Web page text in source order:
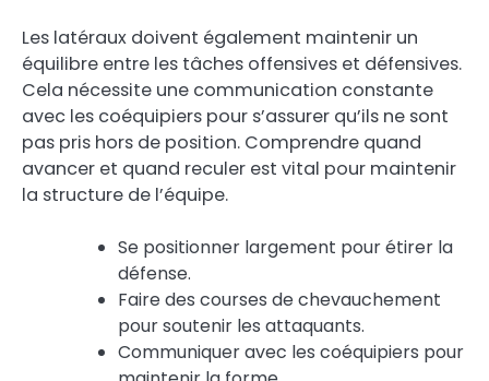
Les latéraux doivent également maintenir un
équilibre entre les tâches offensives et défensives.
Cela nécessite une communication constante
avec les coéquipiers pour s’assurer qu’ils ne sont
pas pris hors de position. Comprendre quand
avancer et quand reculer est vital pour maintenir
la structure de l’équipe.
Se positionner largement pour étirer la
défense.
Faire des courses de chevauchement
pour soutenir les attaquants.
Communiquer avec les coéquipiers pour